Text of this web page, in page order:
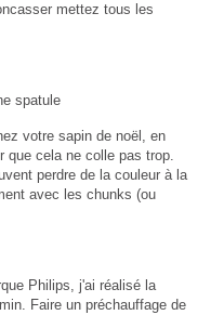
mettez tous les
spatule
votre sapin de noël, en
que cela ne colle pas trop.
perdre de la couleur à la
avec les chunks (ou
Philips, j'ai réalisé la
Faire un préchauffage de